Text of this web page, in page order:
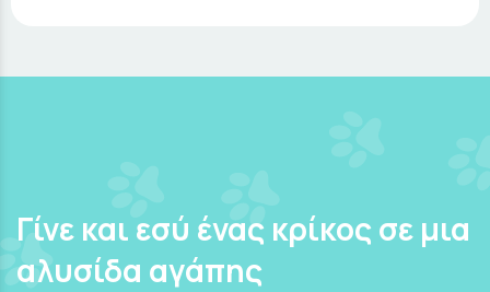
Γίνε και εσύ ένας κρίκος σε μια
αλυσίδα αγάπης